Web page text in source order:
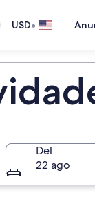
USD•
Del
22 ago